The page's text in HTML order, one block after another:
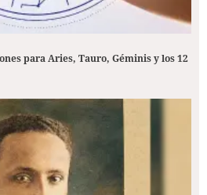
para Aries, Tauro, Géminis y los 12